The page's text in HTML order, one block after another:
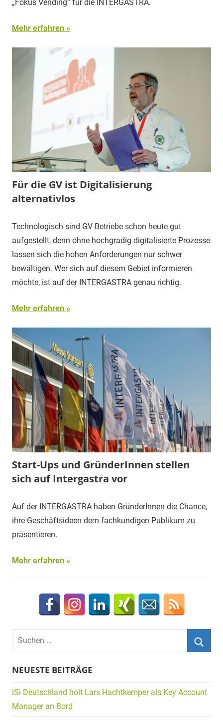
„Fokus Vending“ für die INTERGASTRA.
Mehr erfahren
Für die GV ist Digitalisierung
alternativlos
Technologisch sind GV-Betriebe schon heute gut
aufgestellt, denn ohne hochgradig digitalisierte Prozesse
lassen sich die hohen Anforderungen nur schwer
bewältigen. Wer sich auf diesem Gebiet informieren
möchte, ist auf der INTERGASTRA genau richtig.
Mehr erfahren
Start-Ups und GründerInnen stellen
sich auf Intergastra vor
Auf der INTERGASTRA haben GründerInnen die Chance,
ihre Geschäftsideen dem fachkundigen Publikum zu
präsentieren.
Mehr erfahren
Suchen
nach:
NEUESTE BEITRÄGE
iSi Deutschland holt Lars Hachtkemper als Key Account
Manager an Bord